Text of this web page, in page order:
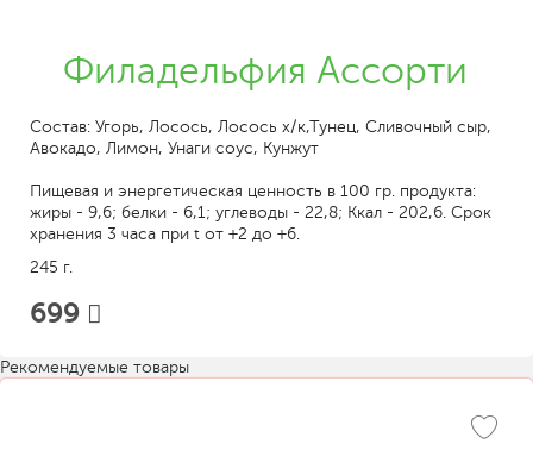
Филадельфия Ассорти
Состав: Угорь, Лосось, Лосось х/к,Тунец, Сливочный сыр,
Авокадо, Лимон, Унаги соус, Кунжут
Пищевая и энергетическая ценность в 100 гр. продукта:
жиры - 9,6; белки - 6,1; углеводы - 22,8; Ккал - 202,6. Срок
хранения 3 часа при t от +2 до +6.
245 г.
699
Рекомендуемые товары